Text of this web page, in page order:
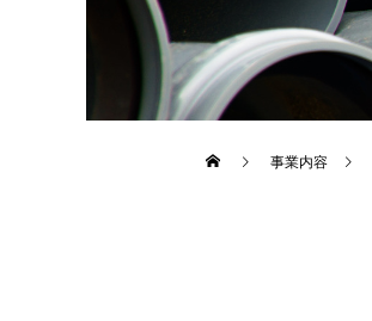
事業内容